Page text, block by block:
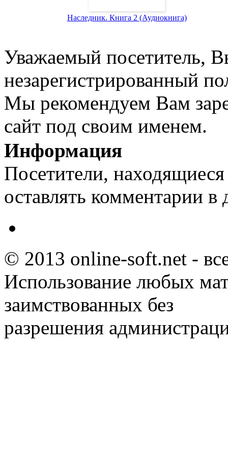
Наследник. Книга 2 (Аудиокнига)
Уважаемый посетитель,
незарегистрированный
Мы рекомендуем Вам
сайт под своим именем.
Информация
Посетители,
оставлять комментарии в
© 2013 online-soft.net -
Использование любых
заимствованных без
разрешения